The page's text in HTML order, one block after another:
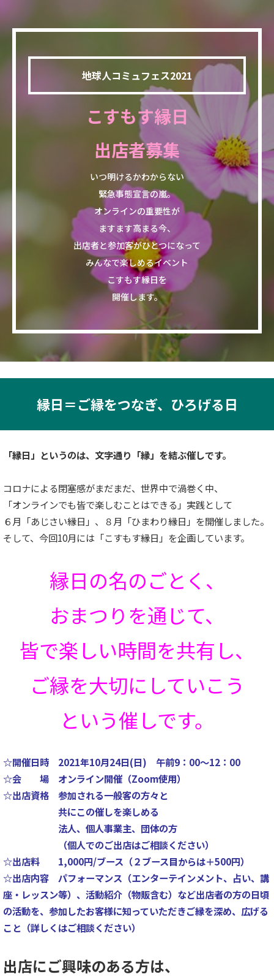
地球人コミュフェス2021
こすもす縁日
出店者募集
いつ明けるかわからない
緊急事態宣言の嵐。
オンラインの重要性が
ますます高まる今、
出店者と参加客がひとつになって
みんなで楽しめるイベント
こすもす縁日を
開催します。
縁日＝ご縁をつなぎ、ひろげる日
「縁日」というのは、文字通り「縁」を結ぶ催しです。
コロナによる閉塞感がまだまだ、世界中で渦巻く中、
「オンラインでも皆で楽しむことはできる」実践として
６月「あじさい縁日」、８月「ひまわり縁日」を開催しました。
そして、今回10月には「こすもす縁日」を企画しています。
縁日の名のごとく、
おまつりを通じて、
皆で楽しい時間を共有し、
ご縁を大切にしていこう
という催しです。
☆開催日時 2021年10月24日(日) 午前9：00～12：00
☆会 場 オンライン開催（Zoom使用）
☆出店資格 参加される一般客の方々と
共にこの催しを楽しめる
法人、個人事業主、団体の方
（個人でのご出店はご相談ください）
☆出店料 1,000円/ブース（２ブース目からは＋500円）
☆出店内容 パフォーマンス（エンターテインメント、占い、講
座・レッスン等）、活動紹介（物販含む）など出店者の方の日頃
の活動を、参加したお客様に知っていただきご縁を深め、広げる
こと（詳しくはご相談ください）
出店にご興味のある方は、